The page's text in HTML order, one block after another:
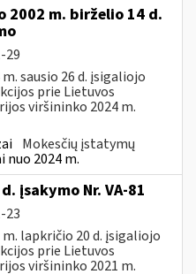
2002 m. birželio 14 d.
29
sausio 26 d. įsigaliojo
prie Lietuvos
viršininko 2024 m.
Mokesčių įstatymų
2024 m.
įsakymo Nr. VA-81
23
lapkričio 20 d. įsigaliojo
prie Lietuvos
viršininko 2021 m.